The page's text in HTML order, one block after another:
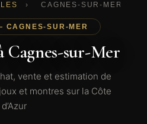
› CAGNES-SUR-MER
CAGNES-SUR-MER
Cagnes-sur-Mer
vente et estimation de
et montres sur la Côte
d’Azur